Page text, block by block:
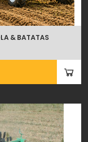
& BATATAS